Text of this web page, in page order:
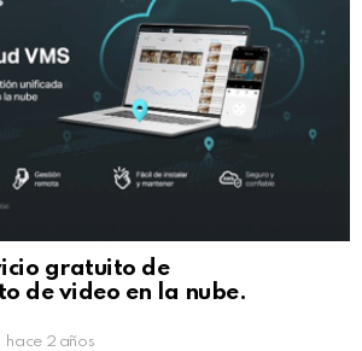
gratuito de
de video en la nube.
hace 2 años